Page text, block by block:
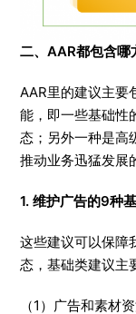
二、AAR都包含哪
AAR里的建议主要
能，即一些基础性
态；另外一种是高
推动业务迅猛发展
1. 维护广告的9种
这些建议可以保障
态，基础类建议主
（1）广告和素材